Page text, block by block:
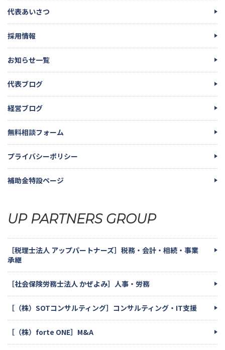
代表あいさつ
採用情報
お知らせ一覧
代表ブログ
経営ブログ
無料相談フォーム
プライバシーポリシー
補助金特設ページ
UP PARTNERS GROUP
［税理士法人 アップパートナーズ］税務・会計・相続・事業
承継
［社会保険労務士法人 かぜよみ］人事・労務
［（株）SOTコンサルティング］コンサルティング・IT支援
［（株）forte ONE］M&A